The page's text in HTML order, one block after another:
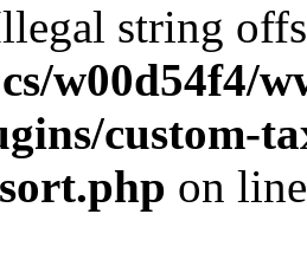
string
w00d54f4/
custom-
on